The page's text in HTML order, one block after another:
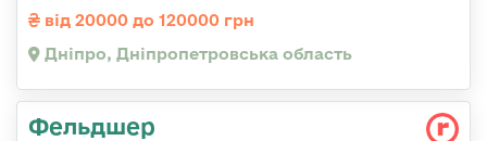
від 20000 до 120000 грн
Дніпро, Дніпропетровська область
Фельдшер